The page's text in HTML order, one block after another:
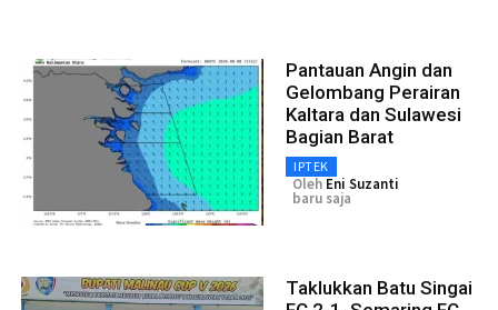
Pantauan Angin dan
Gelombang Perairan
Kaltara dan Sulawesi
Bagian Barat
IPTEK
Oleh Eni Suzanti
baru saja
Taklukkan Batu Singai